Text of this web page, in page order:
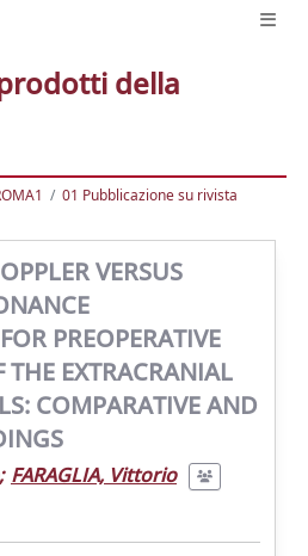
della
01 Pubblicazione su rivista
VERSUS
PREOPERATIVE
EXTRACRANIAL
COMPARATIVE AND
; FARAGLIA, Vittorio